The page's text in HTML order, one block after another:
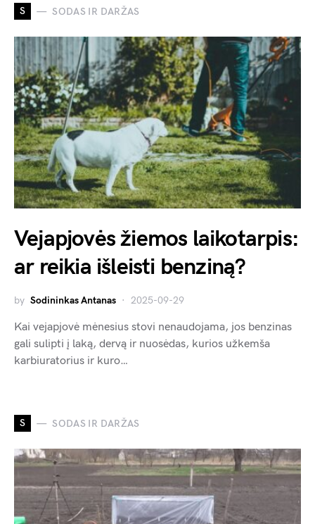
S SODAS IR DARŽAS
Vejapjovės žiemos laikotarpis:
ar reikia išleisti benziną?
by Sodininkas Antanas 2025-09-29
Kai vejapjovė mėnesius stovi nenaudojama, jos benzinas
gali sulipti į laką, dervą ir nuosėdas, kurios užkemša
karbiuratorius ir kuro…
S SODAS IR DARŽAS